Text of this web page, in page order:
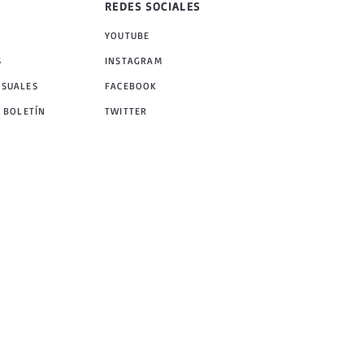
BOLETÍN
REDES SOCIALES
YOUTUBE
INSTAGRAM
FACEBOOK
TWITTER